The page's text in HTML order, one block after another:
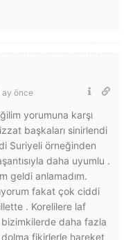
ay önce
yorumuna karşı
başkaları sinirlendi
Suriyeli örneğinden
daha uyumlu .
geldi anlamadım.
fakat çok ciddi
. Korelilere laf
bizimkilerde daha fazla
dolma fikirlerle hareket